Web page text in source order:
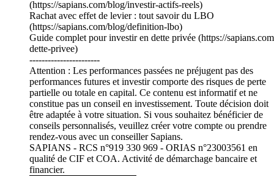
(https://sapians.com/blog/investir-actifs-reels)
Rachat avec effet de levier : tout savoir du LBO
(https://sapians.com/blog/definition-lbo)
Guide complet pour investir en dette privée (https://
dette-privee)
-----------------------
Attention : Les performances passées ne préjugent pas des
performances futures et investir comporte des risques de perte
partielle ou totale en capital. Ce contenu est informatif et ne
constitue pas un conseil en investissement. Toute décision doit
être adaptée à votre situation. Si vous souhaitez bénéficier de
conseils personnalisés, veuillez créer votre compte ou prendre
rendez-vous avec un conseiller Sapians.
SAPIANS - RCS n°919 330 969 - ORIAS n°23003561 en
qualité de CIF et COA. Activité de démarchage bancaire et
financier.